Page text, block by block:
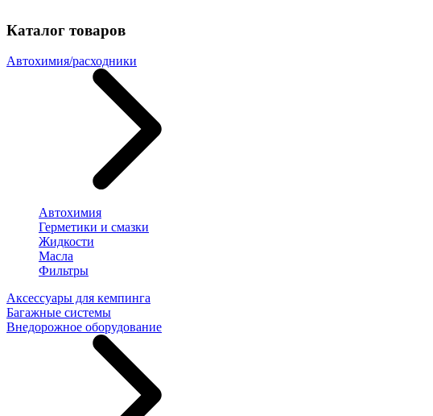
Каталог товаров
Автохимия/расходники
Автохимия
Герметики и смазки
Жидкости
Масла
Фильтры
Аксессуары для кемпинга
Багажные системы
Внедорожное оборудование